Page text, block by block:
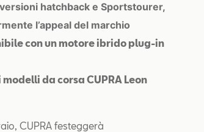
hatchback e Sportstourer,
l’appeal del marchio
con un motore ibrido plug-in
da corsa CUPRA Leon
CUPRA festeggerà